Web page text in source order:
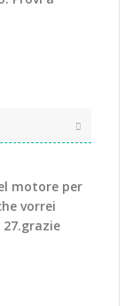
motore per
vorrei